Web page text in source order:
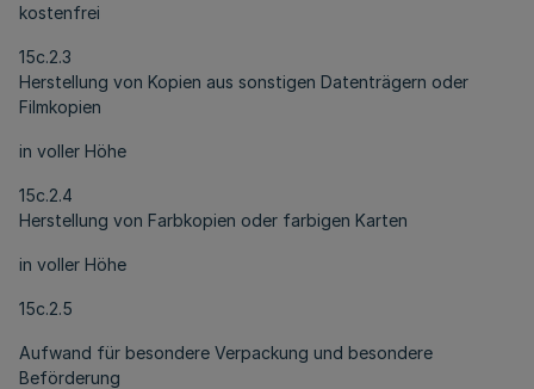
kostenfrei
15c.2.3
Herstellung von Kopien aus sonstigen Datenträgern oder
Filmkopien
in voller Höhe
15c.2.4
Herstellung von Farbkopien oder farbigen Karten
in voller Höhe
15c.2.5
Aufwand für besondere Verpackung und besondere
Beförderung